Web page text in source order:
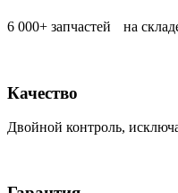
6 000+ запчастей на
Качество
Двойной контроль,